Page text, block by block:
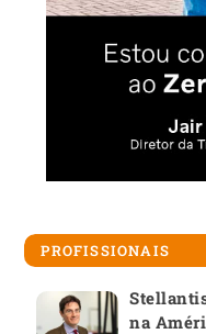
PROFISSIONAIS
na